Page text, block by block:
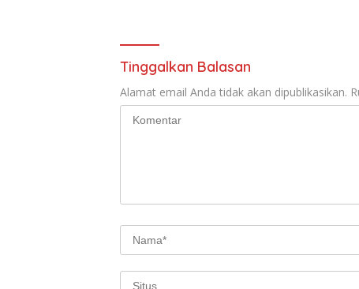
Tinggalkan Balasan
Alamat email Anda tidak akan dipublikasikan.